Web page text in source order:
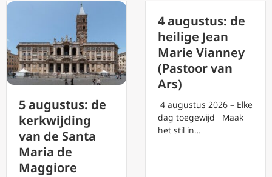
5 augustus: de
kerkwijding
van de Santa
Maria de
Maggiore
4 augustus: de
heilige Jean
Marie Vianney
(Pastoor van
Ars)
4 augustus 2026 – Elke
dag toegewijd Maak
het stil in…